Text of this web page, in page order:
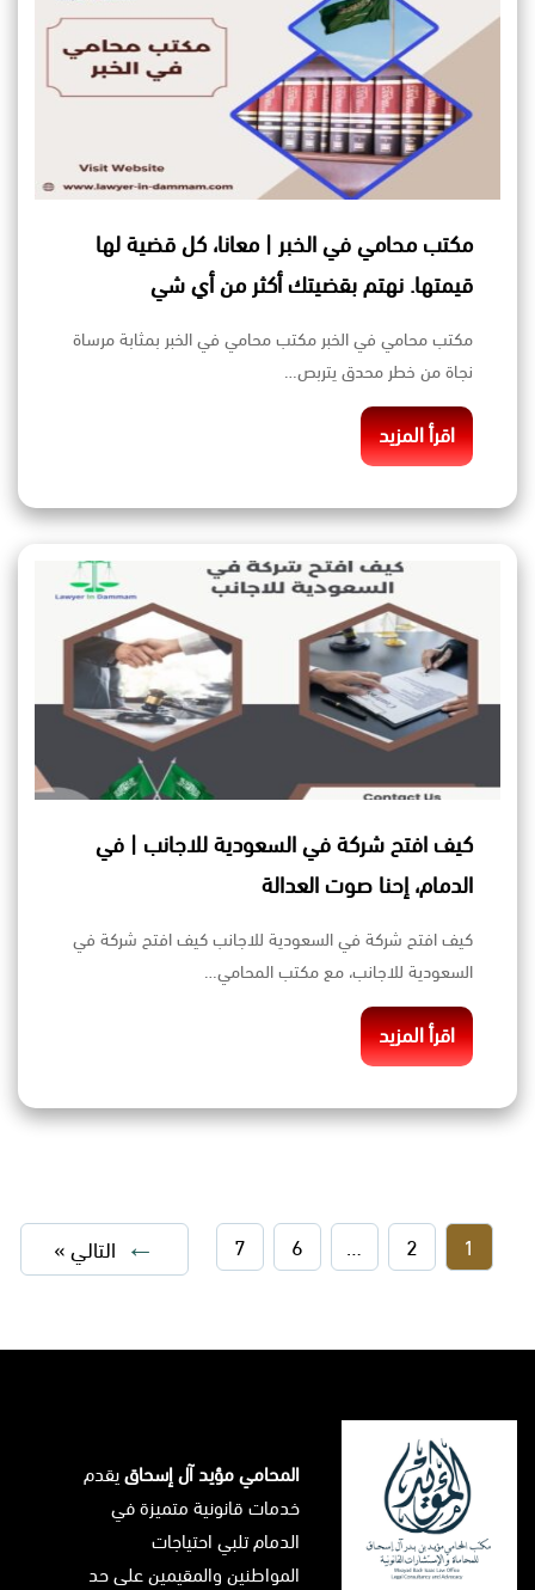
مكتب محامي في الخبر | معانا، كل قضية لها
قيمتها. نهتم بقضيتك أكثر من أي شي
مكتب محامي في الخبر مكتب محامي في الخبر بمثابة مرساة
نجاة من خطر محدق يتربص…
اقرأ المزيد
كيف افتح شركة في السعودية للاجانب | في
الدمام، إحنا صوت العدالة
كيف افتح شركة في السعودية للاجانب كيف افتح شركة في
السعودية للاجانب، مع مكتب المحامي…
اقرأ المزيد
1
2
…
6
7 التالي »
المحامي مؤيد آل إسحاقيقدم
خدمات قانونية متميزة في
الدمام تلبي احتياجات
المواطنين والمقيمين على حد